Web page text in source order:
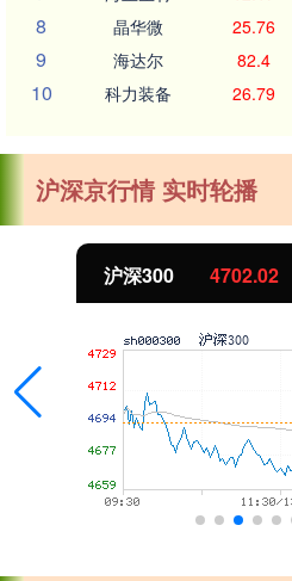
8 晶华微 25.76
9 海达尔 82.4
10 科力装备 26.79
沪深京行情 实时轮播
沪深300 4702.02